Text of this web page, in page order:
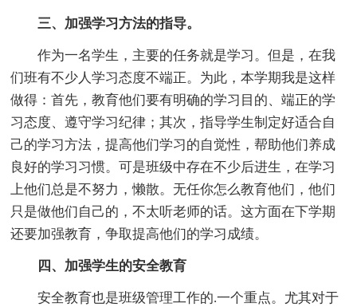
三、加强学习方法的指导。
作为一名学生，主要的任务就是学习。但是，在我
们班有不少人学习态度不端正。为此，本学期我是这样
做得：首先，教育他们要有明确的学习目的、端正的学
习态度、遵守学习纪律；其次，指导学生制定好适合自
己的学习方法，提高他们学习的自觉性，帮助他们养成
良好的学习习惯。可是班级中存在不少后进生，在学习
上他们总是不努力，懒散。无任你怎么教育他们，他们
只是做他们自己的，不太听老师的话。这方面在下学期
还要加强教育，争取提高他们的学习成绩。
四、加强学生的安全教育
安全教育也是班级管理工作的.一个重点。尤其对于